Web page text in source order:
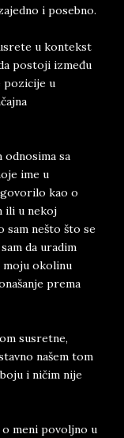
i posebno.
u kontekst
postoji između
pozicije u
odnosima sa
ime u
kao o
ili u nekoj
sam nešto što se
da uradim
moju okolinu
prema
susretne,
našem tom
i ničim nije
o meni povoljno u